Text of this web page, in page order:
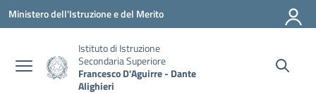
Vai ai contenuti
Vai al menu di navigazione
Vai al footer
Ministero dell'Istruzione e del Merito
Istituto di Istruzione
Secondaria Superiore
Francesco D'Aguirre - Dante
Alighieri